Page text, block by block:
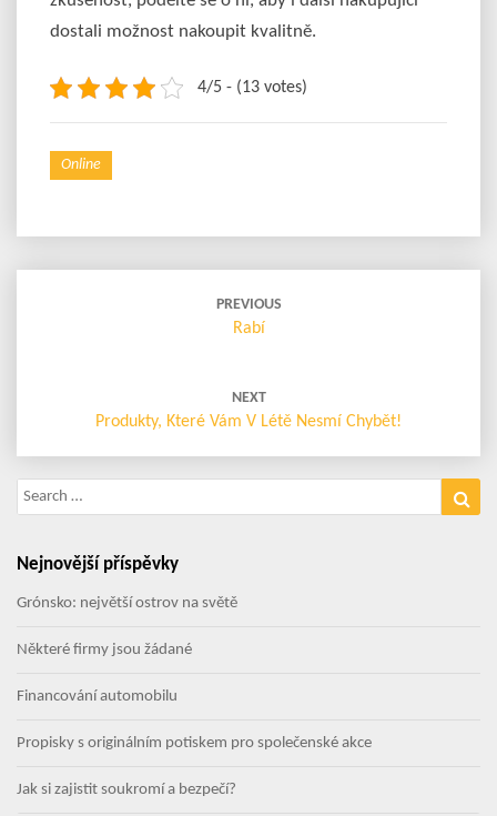
dostali možnost nakoupit kvalitně.
4/5 - (13 votes)
Online
PREVIOUS
Rabí
NEXT
Produkty, Které Vám V Létě Nesmí Chybět!
Search
for:
Nejnovější příspěvky
Grónsko: největší ostrov na světě
Některé firmy jsou žádané
Financování automobilu
Propisky s originálním potiskem pro společenské akce
Jak si zajistit soukromí a bezpečí?